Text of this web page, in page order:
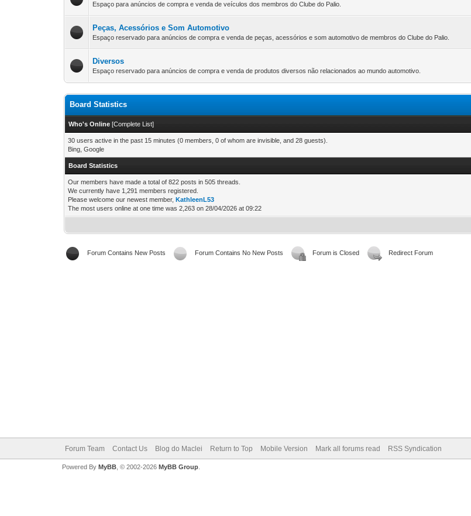
Espaço para anúncios de compra e venda de veículos dos membros do Clube do Palio.
Peças, Acessórios e Som Automotivo
Espaço reservado para anúncios de compra e venda de peças, acessórios e som automotivo de membros do Clube do Palio.
Diversos
Espaço reservado para anúncios de compra e venda de produtos diversos não relacionados ao mundo automotivo.
Board Statistics
Who's Online [Complete List]
30 users active in the past 15 minutes (0 members, 0 of whom are invisible, and 28 guests).
Bing, Google
Board Statistics
Our members have made a total of 822 posts in 505 threads.
We currently have 1,291 members registered.
Please welcome our newest member,KathleenL53
The most users online at one time was 2,263 on 28/04/2026 at 09:22
Forum Contains New Posts Forum Contains No New Posts Forum is Closed Redirect Forum
Forum Team Contact Us Blog do Maclei Return to Top Mobile Version Mark all forums read RSS Syndication
Powered By MyBB, © 2002-2026 MyBB Group.